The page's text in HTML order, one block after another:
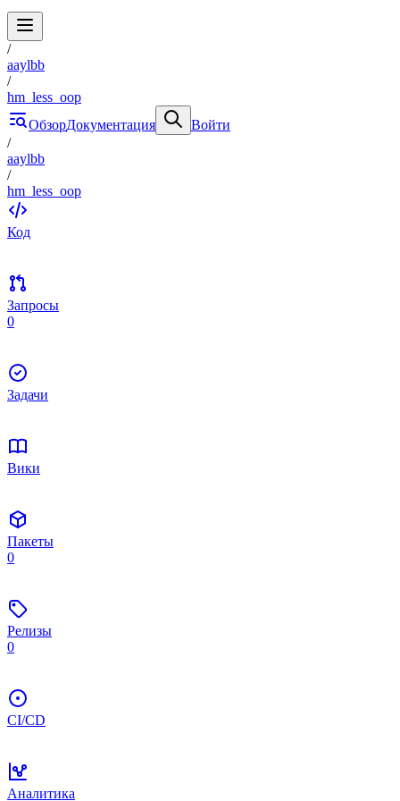
/
aaylbb
/
hm_less_oop
ОбзорДокументация
Войти
/
aaylbb
/
hm_less_oop
Код
Запросы
0
Задачи
Вики
Пакеты
0
Релизы
0
CI/CD
Аналитика